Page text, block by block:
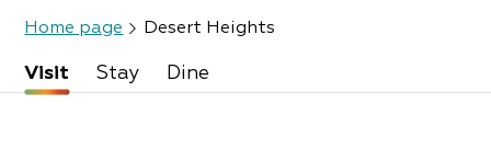
Home page Desert Heights
Visit Stay Dine